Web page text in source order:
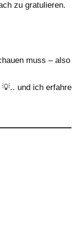
zu gratulieren.
muss – also
und ich erfahre